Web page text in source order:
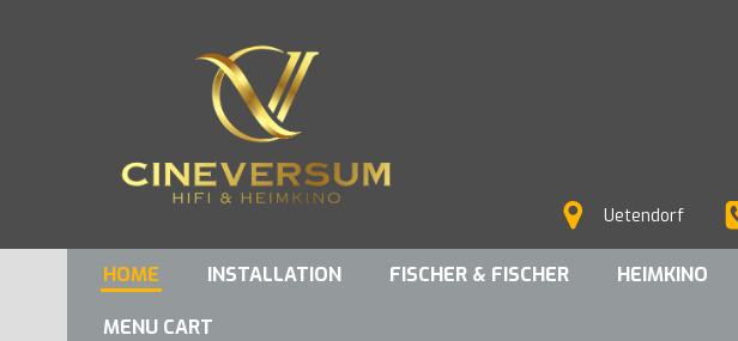
Uetendorf
HOME INSTALLATION FISCHER & FISCHER HEIMKINO
MENU CART